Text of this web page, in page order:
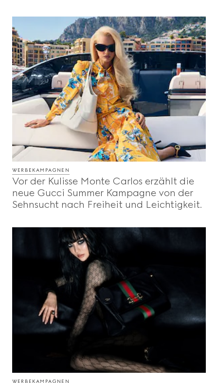
Inspirationen Und Codes
Gucci Equilibrium
WERBEKAMPAGNEN
Vor der Kulisse Monte Carlos erzählt die
neue Gucci Summer Kampagne von der
Sehnsucht nach Freiheit und Leichtigkeit.
WERBEKAMPAGNEN